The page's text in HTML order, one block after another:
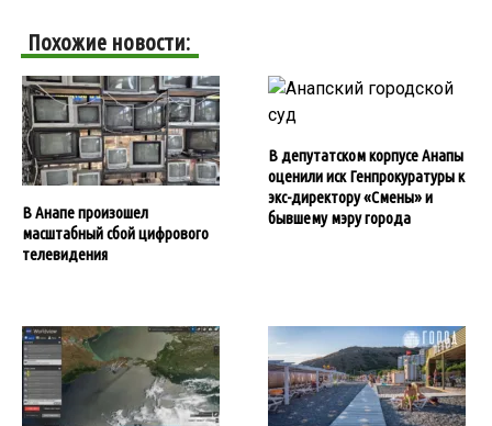
Похожие новости:
В Анапе произошел
масштабный сбой цифрового
телевидения
В депутатском корпусе Анапы
оценили иск Генпрокуратуры к
экс-директору «Смены» и
бывшему мэру города